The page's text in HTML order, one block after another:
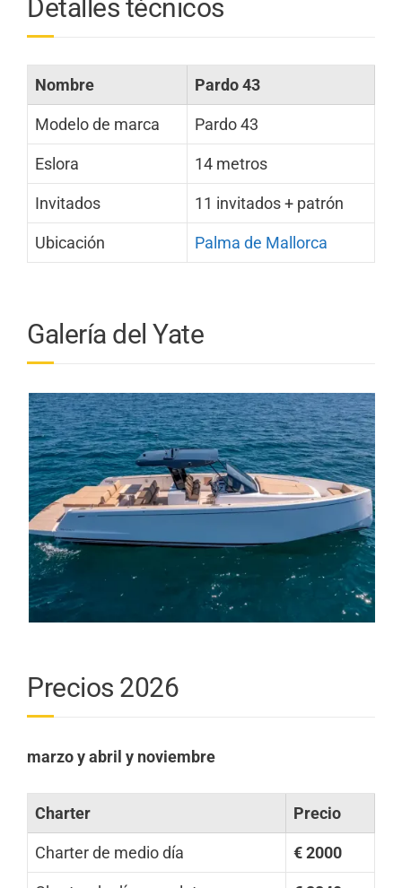
Detalles técnicos
Nombre Pardo 43
Modelo de marca Pardo 43
Eslora 14 metros
Invitados 11 invitados + patrón
Ubicación Palma de Mallorca
Galería del Yate
Precios 2026
marzo y abril y noviembre
Charter Precio
Charter de medio día € 2000